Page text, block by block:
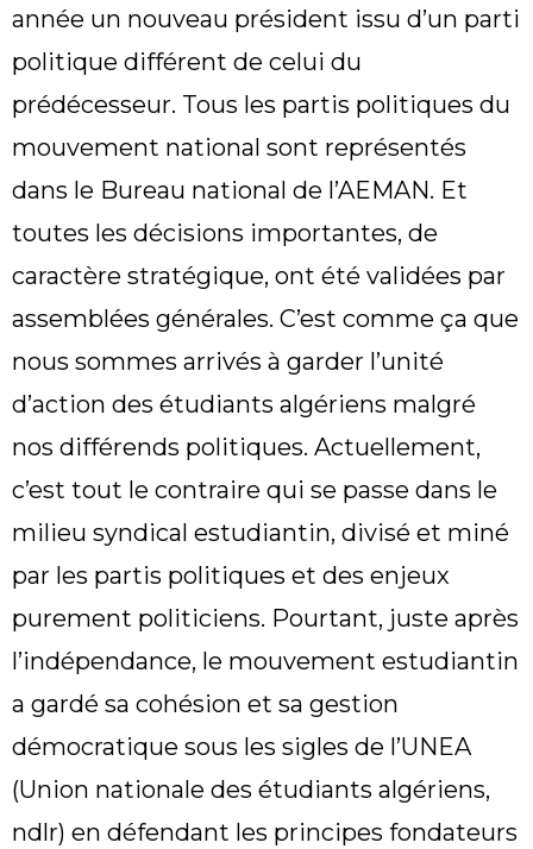
année un nouveau président issu d’un parti
politique différent de celui du
prédécesseur. Tous les partis politiques du
mouvement national sont représentés
dans le Bureau national de l’AEMAN. Et
toutes les décisions importantes, de
caractère stratégique, ont été validées par
assemblées générales. C’est comme ça que
nous sommes arrivés à garder l’unité
d’action des étudiants algériens malgré
nos différends politiques. Actuellement,
c’est tout le contraire qui se passe dans le
milieu syndical estudiantin, divisé et miné
par les partis politiques et des enjeux
purement politiciens. Pourtant, juste après
l’indépendance, le mouvement estudiantin
a gardé sa cohésion et sa gestion
démocratique sous les sigles de l’UNEA
(Union nationale des étudiants algériens,
ndlr) en défendant les principes fondateurs